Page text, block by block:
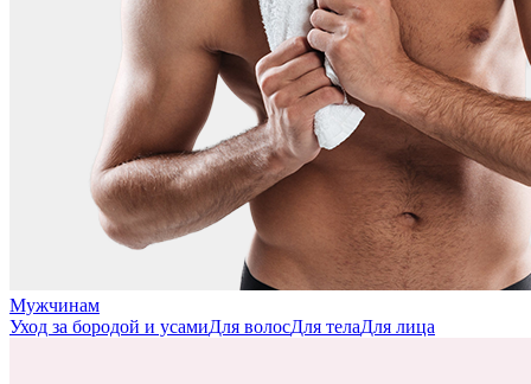
Мужчинам
Уход за бородой и усамиДля волосДля телаДля лица